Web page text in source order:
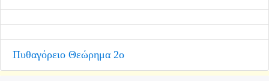
Πυθαγόρειο Θεώρημα 2ο